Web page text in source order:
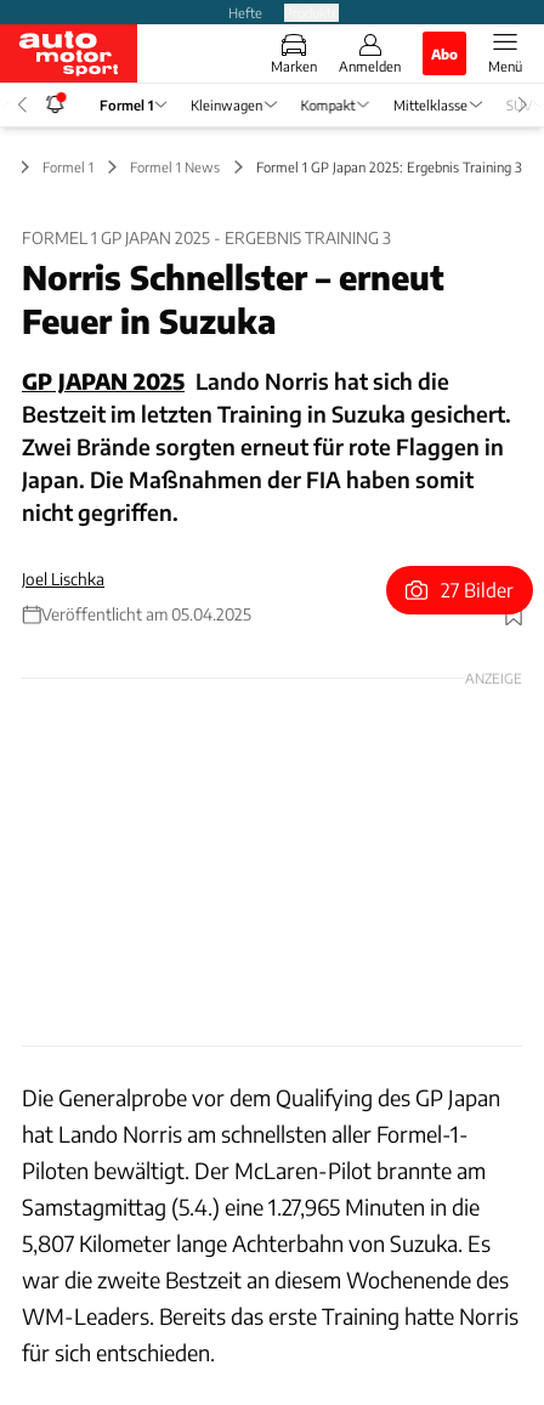
Hefte
Marken Anmelden
Abo
Menü
Formel 1 Kleinwagen Kompakt Mittelklasse SUV
Formel 1 Formel 1 News Formel 1 GP Japan 2025: Ergebnis Training 3
FORMEL 1 GP JAPAN 2025 - ERGEBNIS TRAINING 3
Norris Schnellster – erneut
Feuer in Suzuka
GP JAPAN 2025 Lando Norris hat sich die
Bestzeit im letzten Training in Suzuka gesichert.
Zwei Brände sorgten erneut für rote Flaggen in
Japan. Die Maßnahmen der FIA haben somit
nicht gegriffen.
Joel Lischka
Veröffentlicht am 05.04.2025
Foto: xpb
27 Bilder
ANZEIGE
Die Generalprobe vor dem Qualifying des GP Japan
hat Lando Norris am schnellsten aller Formel-1-
Piloten bewältigt. Der McLaren-Pilot brannte am
Samstagmittag (5.4.) eine 1.27,965 Minuten in die
5,807 Kilometer lange Achterbahn von Suzuka. Es
war die zweite Bestzeit an diesem Wochenende des
WM-Leaders. Bereits das erste Training hatte Norris
für sich entschieden.